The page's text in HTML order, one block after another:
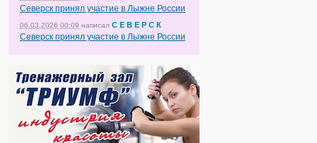
Северск принял участие в Лыжне России
06.03.2026 00:09 написал С Е В Е Р С К
Северск принял участие в Лыжне России